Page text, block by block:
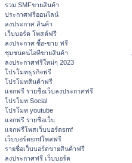
รวม SMFขายสินค้า
ประกาศฟรีออนไลน์
ลงประกาศ สินค้า
เว็บบอร์ด โพสต์ฟรี
ลงประกาศ ซื้อ-ขาย ฟรี
ชุมชนคนไอทีขายสินค้า
ลงประกาศฟรีใหม่ๆ 2023
โปรโมทธุรกิจฟรี
โปรโมทสินค้าฟรี
แจกฟรี รายชื่อเว็บลงประกาศฟรี
โปรโมท Social
โปรโมท youtube
แจกฟรี รายชื่อเว็บ
แจกฟรีโพสเว็บบอร์ดsmf
เว็บบอร์ดsmfโพสฟรี
รายชื่อเว็บบอร์ดขายสินค้าฟรี
ลงประกาศฟรี เว็บบอร์ด